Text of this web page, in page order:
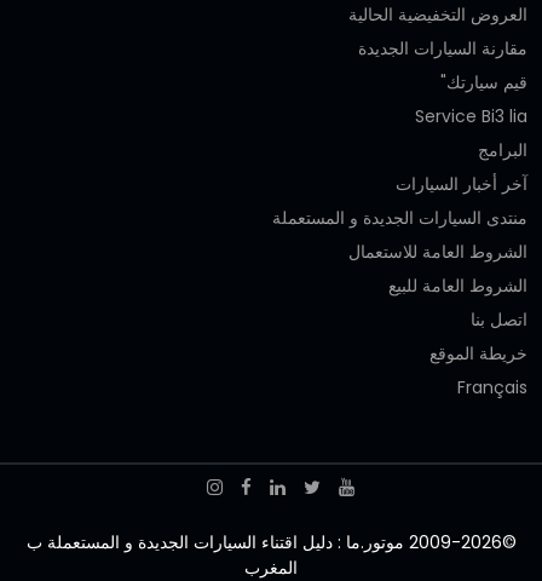
العروض التخفيضية الحالية
مقارنة السيارات الجديدة
قيم سيارتك"
Service Bi3 lia
البرامج
آخر أخبار السيارات
منتدى السيارات الجديدة و المستعملة
الشروط العامة للاستعمال
الشروط العامة للبيع
اتصل بنا
خريطة الموقع
Français
©2009-2026 موتور.ما : دليل اقتناء السيارات الجديدة و المستعملة ب
المغرب